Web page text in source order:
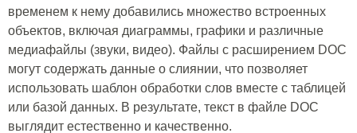
временем к нему добавились множество встроенных
объектов, включая диаграммы, графики и различные
медиафайлы (звуки, видео). Файлы с расширением DOC
могут содержать данные о слиянии, что позволяет
использовать шаблон обработки слов вместе с таблицей
или базой данных. В результате, текст в файле DOC
выглядит естественно и качественно.